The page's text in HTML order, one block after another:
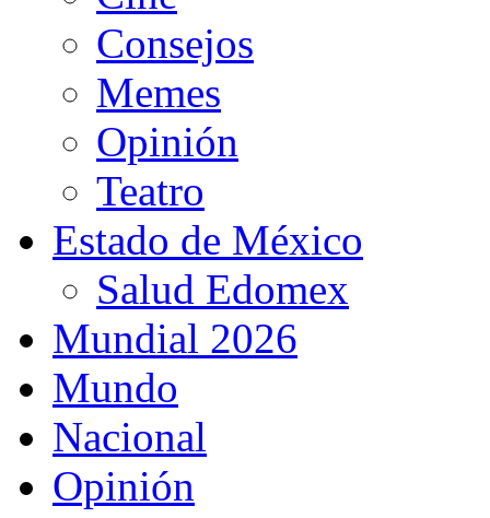
Consejos
Memes
Opinión
Teatro
Estado de México
Salud Edomex
Mundial 2026
Mundo
Nacional
Opinión